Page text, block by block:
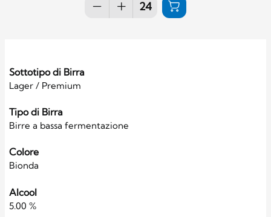
Sottotipo di Birra
Lager / Premium
Tipo di Birra
Birre a bassa fermentazione
Colore
Bionda
Alcool
5.00 %